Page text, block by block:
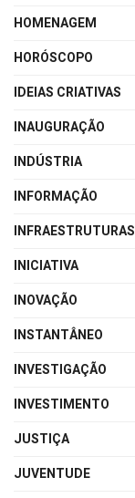
HOMENAGEM
HORÓSCOPO
IDEIAS CRIATIVAS
INAUGURAÇÃO
INDÚSTRIA
INFORMAÇÃO
INFRAESTRUTURAS
INICIATIVA
INOVAÇÃO
INSTANTÂNEO
INVESTIGAÇÃO
INVESTIMENTO
JUSTIÇA
JUVENTUDE